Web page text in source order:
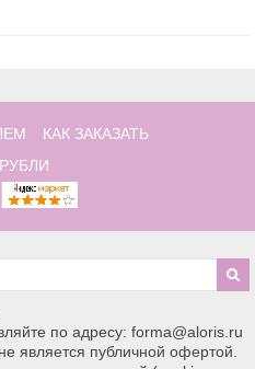
КАК ЗАКАЗАТЬ
по адресу: forma@aloris.ru
является публичной офертой.